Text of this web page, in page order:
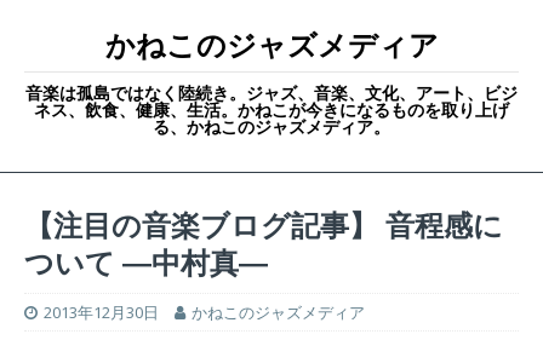
かねこのジャズメディア
音楽は孤島ではなく陸続き。ジャズ、音楽、文化、アート、ビジ
ネス、飲食、健康、生活。かねこが今きになるものを取り上げ
る、かねこのジャズメディア。
【注目の音楽ブログ記事】 音程感に
ついて ―中村真―
2013年12月30日 かねこのジャズメディア